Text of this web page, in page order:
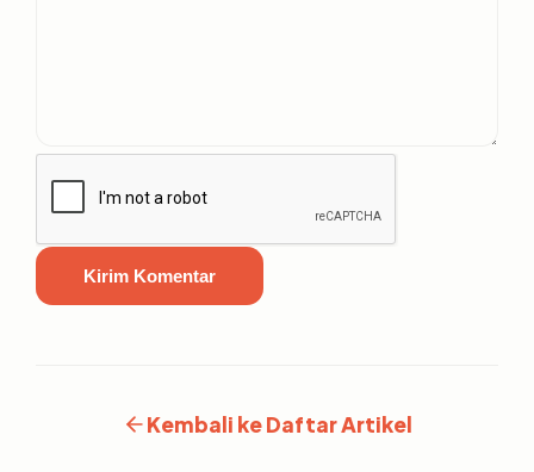
Kirim Komentar
Kembali ke Daftar Artikel